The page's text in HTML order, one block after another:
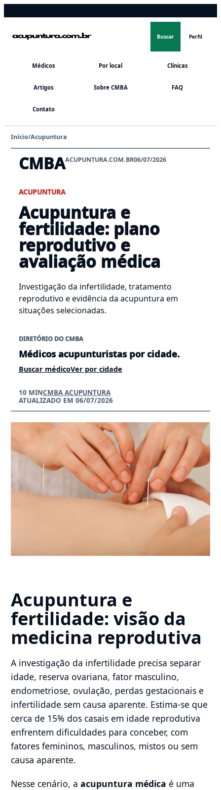
Médicos Por local Clínicas
Artigos Sobre CMBA FAQ
Contato
Buscar Perfil
Início/Acupuntura
CMBAACUPUNTURA.COM.BR06/07/2026
ACUPUNTURA
Acupuntura e
fertilidade: plano
reprodutivo e
avaliação médica
Investigação da infertilidade, tratamento
reprodutivo e evidência da acupuntura em
situações selecionadas.
DIRETÓRIO DO CMBA
Médicos acupunturistas por cidade.
Buscar médicoVer por cidade
10 MINCMBA ACUPUNTURA
ATUALIZADO EM 06/07/2026
Acupuntura e
fertilidade: visão da
medicina reprodutiva
A investigação da infertilidade precisa separar
idade, reserva ovariana, fator masculino,
endometriose, ovulação, perdas gestacionais e
infertilidade sem causa aparente. Estima-se que
cerca de 15% dos casais em idade reprodutiva
enfrentem dificuldades para conceber, com
fatores femininos, masculinos, mistos ou sem
causa aparente.
Nesse cenário, a acupuntura médica é uma